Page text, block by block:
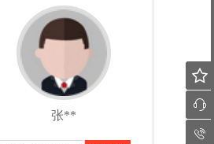
张**


